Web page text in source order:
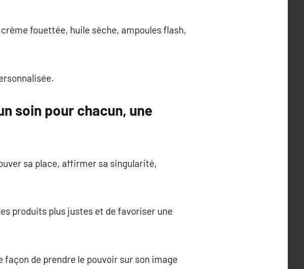
fouettée, huile sèche, ampoules flash,
soin pour chacun, une
sa place, affirmer sa singularité,
produits plus justes et de favoriser une
façon de prendre le pouvoir sur son image